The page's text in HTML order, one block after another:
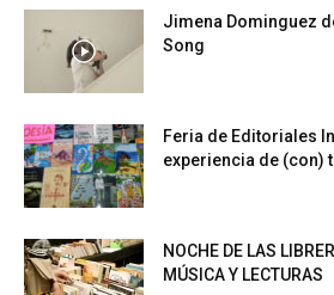
Jimena Dominguez
Song
Feria de Editoriales
experiencia de (con)
NOCHE DE LAS
MÚSICA Y LECTURAS